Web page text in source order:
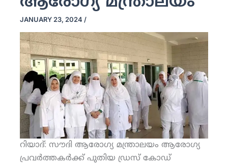
JANUARY 23, 2024 /
റിയാദ്: സൗദി ആരോഗ്യ മന്ത്രാലയം ആരോഗ്യ
പ്രവര്‍ത്തകര്‍ക്ക് പുതിയ ഡ്രസ് കോഡ്